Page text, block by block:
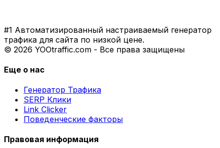
#1 Автоматизированный настраиваемый генератор
трафика для сайта по низкой цене.
© 2026 YOOtraffic.com - Все права защищены
Еще о нас
Генератор Трафика
SERP Клики
Link Clicker
Поведенческие факторы
Правовая информация